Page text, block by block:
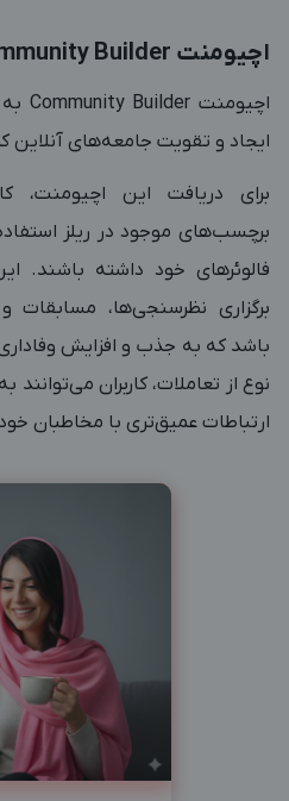
اچیومنت Builder
اچیومنت Community Builder
ایجاد و تقویت جامعه‌های
برای دریافت این اچیومنت،
برچسب‌های موجود در ریلز
فالوئرهای خود داشته باشند.
برگزاری نظرسنجی‌ها، مسابقات
باشد که به جذب و افزایش
نوع از تعاملات، کاربران
ارتباطات عمیق‌تری با مخاطبان خود